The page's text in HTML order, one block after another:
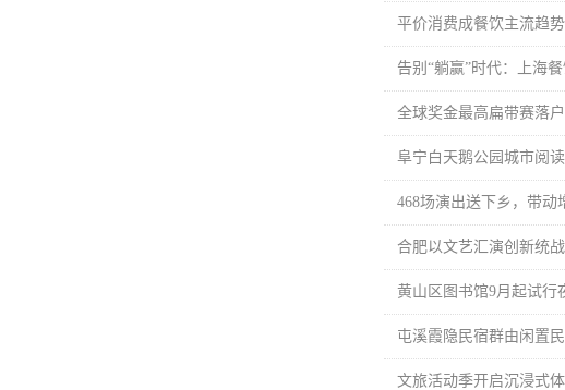
平价消费成餐饮主流趋
告别“躺赢”时代：上海
全球奖金最高扁带赛落
阜宁白天鹅公园城市阅
468场演出送下乡，带动
合肥以文艺汇演创新统
黄山区图书馆9月起试行
屯溪霞隐民宿群由闲置
文旅活动季开启沉浸式